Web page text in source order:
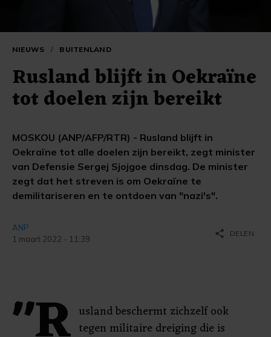
NIEUWS / BUITENLAND
Rusland blijft in Oekraïne
tot doelen zijn bereikt
MOSKOU (ANP/AFP/RTR) - Rusland blijft in
Oekraïne tot alle doelen zijn bereikt, zegt minister
van Defensie Sergej Sjojgoe dinsdag. De minister
zegt dat het streven is om Oekraïne te
demilitariseren en te ontdoen van "nazi's".
ANP
1 maart 2022 - 11:39
share DELEN
usland beschermt zichzelf ook
tegen militaire dreiging die is